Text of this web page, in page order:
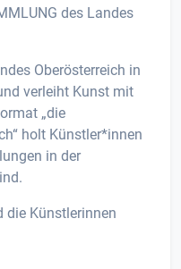
des Landes
Oberösterreich in
verleiht Kunst mit
„die
holt Künstler*innen
in der
die Künstlerinnen